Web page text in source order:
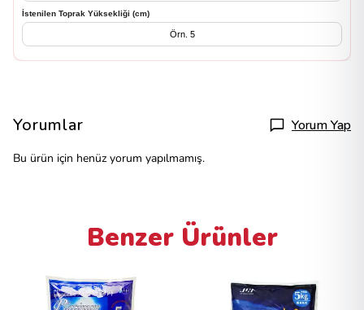
İstenilen Toprak Yüksekliği (cm)
Yorumlar Yorum Yap
Bu ürün için henüz yorum yapılmamış.
Benzer Ürünler